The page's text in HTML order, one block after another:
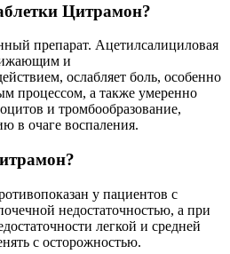
Цитрамон?
препарат. Ацетилсалициловая
и
ослабляет боль, особенно
процессом, а также умеренно
и тромбообразование,
в очаге воспаления.
у пациентов с
недостаточностью, а при
легкой и средней
с осторожностью.